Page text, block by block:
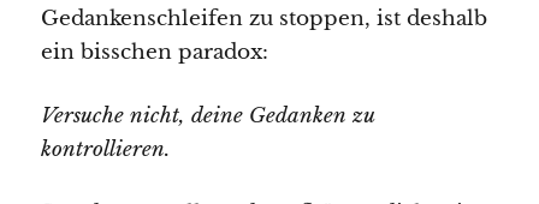
Gedankenschleifen zu stoppen, ist deshalb
ein bisschen paradox:
Versuche nicht, deine Gedanken zu
kontrollieren.